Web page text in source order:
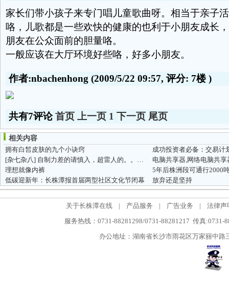
家长们带小孩子来专门唱儿童歌曲呀。相当于亲子
咯，儿歌都是一些欢快的健康的也利于小朋友成长
朋友在公众面前的胆量咯。
一般应该在大厅环境好些咯，好多小朋友。
作者:nbachenhong (2009/5/22 09:57, 评分: 7楼)
共有7评论首页 上一页 1 下一页 尾页
相关内容
拥有白皙皮肤的九个小诀窍
成功投资者必备：交易计
[杂七杂八] 自制力差的请慎入，超雷人的。。。。
理想就像内裤
5年后株洲段可通行2000
低碳迎新年：长株潭报首届两型社区文化节闭幕
放弃还是坚持
关于长株潭在线 | 产品服务 | 广告业务 |
法律声
服务热线：0731-88281298/0731-88281217 传真:0731-
办公地址：湖南省长沙市雨花区万家丽中